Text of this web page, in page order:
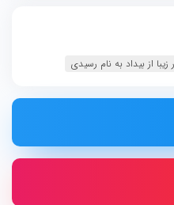
از بیداد به نام رسیدی